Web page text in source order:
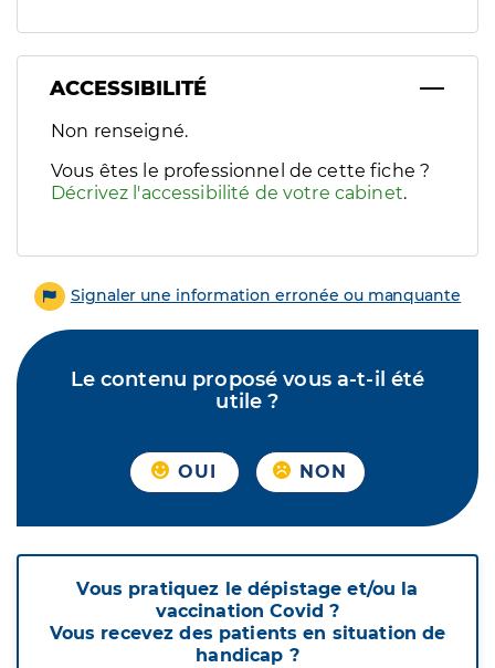
ACCESSIBILITÉ
Filtres
Sélectionnez un ou plusieurs handicaps/besoins
Non renseigné.
Vous êtes le professionnel de cette fiche ?
Décrivez l'accessibilité de votre cabinet.
Signaler une information erronée ou manquante
Le contenu proposé vous a-t-il été
utile ?
OUI NON
Vous pratiquez le dépistage et/ou la
vaccination Covid ?
Vous recevez des patients en situation de
handicap ?